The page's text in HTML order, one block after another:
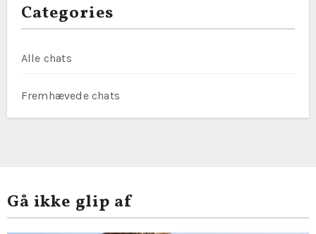
Categories
Alle chats
Fremhævede chats
Gå ikke glip af